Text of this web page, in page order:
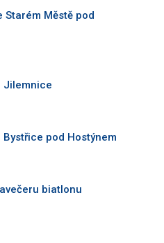
Starém Městě pod
Jilemnice
pod Hostýnem
biatlonu